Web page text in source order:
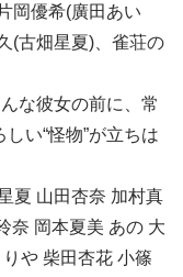
岡優希(廣田あい
(古畑星夏)、雀荘の
な彼女の前に、常
い“怪物”が立ちは
夏 山田杏奈 加村真
奈 岡本夏美 あの 大
や 柴田杏花 小篠